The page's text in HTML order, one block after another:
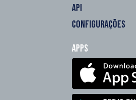
API
CONFIGURAÇÕES
Apps